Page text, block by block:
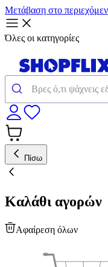
Μετάβαση στο
Όλες οι κατηγορίες
Πίσω
Καλάθι αγορών
Αφαίρεση όλων